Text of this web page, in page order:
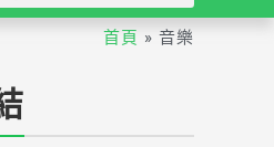
首頁 » 音樂